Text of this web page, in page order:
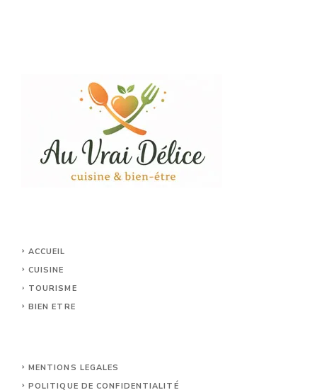
ACCUEIL
CUISINE
TOURISME
BIEN ETRE
MENTIONS LEGALES
POLITIQUE DE CONFIDENTIALITÉ